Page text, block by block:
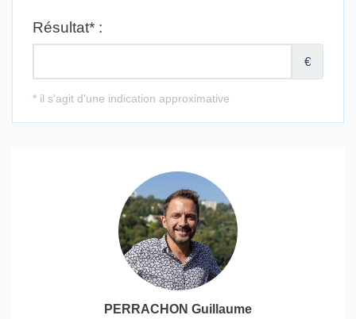
PERRACHON Guillaume